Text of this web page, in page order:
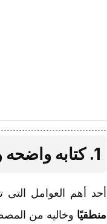
1. کتابه واضحه ومنظمه جیدًا
أحد أهم العوامل
منطقیًا وخالیه من